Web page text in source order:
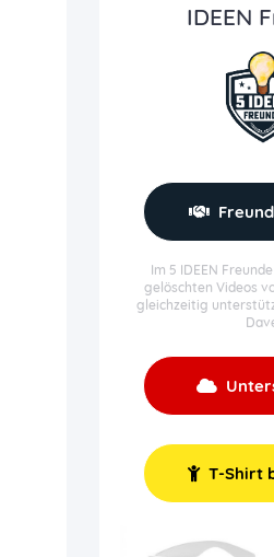
IDEEN
Im 5 IDEEN
gelöschten Videos
gleichzeitig
T-Shirt